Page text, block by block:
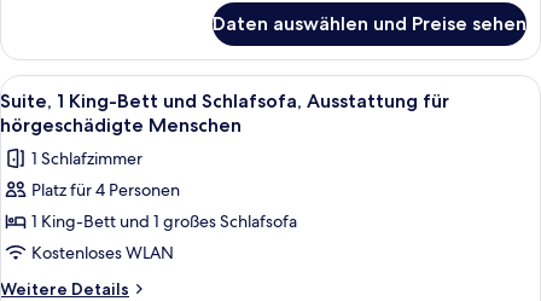
1 King-
Bett
und
Schlafsofa
Daten auswählen und Preise sehen
Alle
Fotos
für
Suite,
1 King-
Bett
und
Schlafsofa,
Ein Hotelzimmer mit einem großen
3
Suite, 1 King-Bett und Schlafsofa, Ausstattung für
hörgeschädigte Menschen
1 Schlafzimmer
Platz für 4 Personen
1 King-Bett und 1 großes Schlafsofa
Kostenloses WLAN
Weitere Details
Weitere